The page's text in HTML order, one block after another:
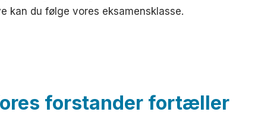
kan du følge vores eksamensklasse.
forstander fortæller